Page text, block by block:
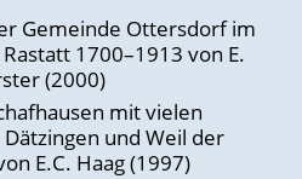
Gemeinde Ottersdorf im
1700–1913 von E.
(2000)
mit vielen
Dätzingen und Weil der
E.C. Haag (1997)